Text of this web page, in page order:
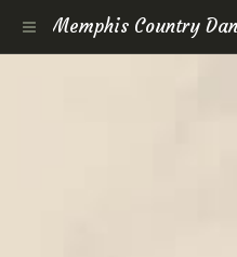
Memphis Country